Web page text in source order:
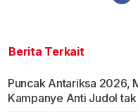
Berita Terkait
Puncak Antariksa 2026,
Kampanye Anti Judol